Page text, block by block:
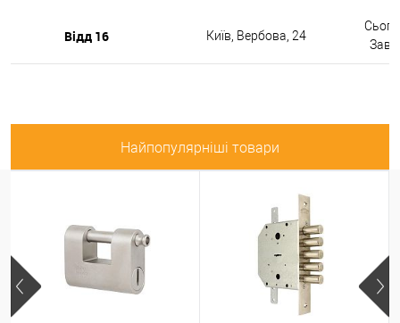
Відд 16 Київ, Вербова, 24
Найпопулярніші товари